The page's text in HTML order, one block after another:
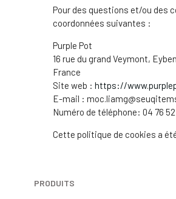
Pour des questions et/ou des
coordonnées suivantes :
Purple Pot
16 rue du grand Veymont,
France
Site web : https://
E-mail :
Numéro de téléphone: 04 76
Cette politique de cookies a
PRODUITS